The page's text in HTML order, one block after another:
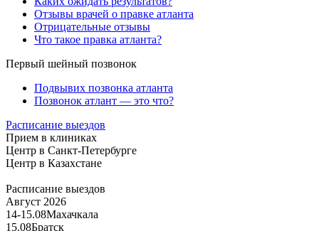
Отзывы врачей о правке атланта
Отрицательные отзывы
Что такое правка атланта?
Первый шейный позвонок
Подвывих позвонка атланта
Позвонок атлант — это что?
Расписание выездов
Прием в клиниках
Центр в Санкт-Петербурге
Центр в Казахстане
Расписание выездов
Август 2026
14-15.08Махачкала
15.08Братск